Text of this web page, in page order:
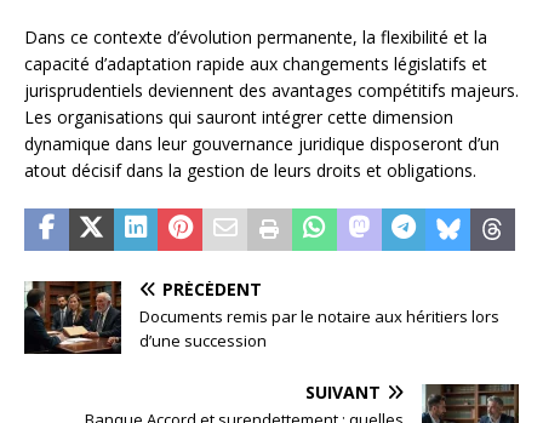
Dans ce contexte d’évolution permanente, la flexibilité et la
capacité d’adaptation rapide aux changements législatifs et
jurisprudentiels deviennent des avantages compétitifs majeurs.
Les organisations qui sauront intégrer cette dimension
dynamique dans leur gouvernance juridique disposeront d’un
atout décisif dans la gestion de leurs droits et obligations.
PRÉCÉDENT
Documents remis par le notaire aux héritiers lors
d’une succession
SUIVANT